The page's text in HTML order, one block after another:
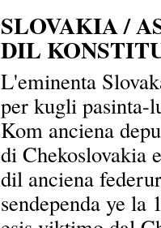
SLOVAKIA /
DIL
L'eminenta
per kugli pasinta-
Kom anciena
di Chekoslovakia
dil anciena
sendependa ye